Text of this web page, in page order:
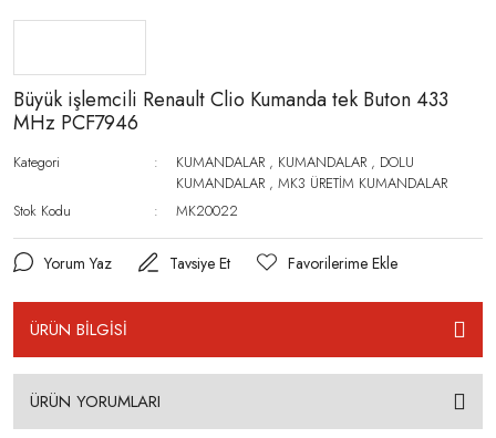
Büyük işlemcili Renault Clio Kumanda tek Buton 433
MHz PCF7946
Kategori KUMANDALAR , KUMANDALAR , DOLU
KUMANDALAR ,MK3 ÜRETİM KUMANDALAR
Stok Kodu
MK20022
Yorum Yaz Tavsiye Et
ÜRÜN BİLGİSİ
ÜRÜN YORUMLARI